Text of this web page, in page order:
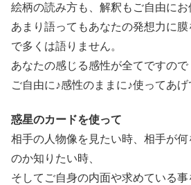
絵柄の読み方も、解釈もご自由にお
あまり語ってもあなたの発想力に
で多くは語りません。
あなたの感じる感性が全てですので
ご自由に♪感性のままに♪使ってあげ
惑星のカードを使って
相手の人物像を見たい時、相手が
のか知りたい時、
そしてご自身の内面や求めている